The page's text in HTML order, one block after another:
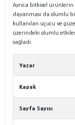
Ayrıca bitkisel
dayanması da olumlu
kullanılan uçucu ve
üzerindeki olumlu
sağladı.
Yazar
Kapak
Sayfa Sayısı